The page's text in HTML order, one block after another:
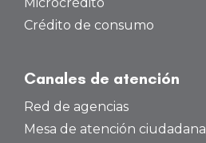
Crédito de consumo
Canales de atención
Red de agencias
Mesa de atención ciudadana